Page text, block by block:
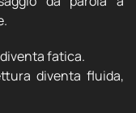
fatica.
diventa fluida,